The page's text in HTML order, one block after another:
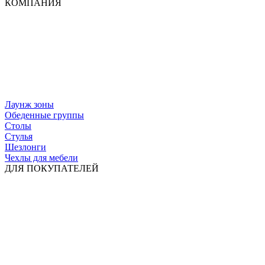
КОМПАНИЯ
Лаунж зоны
Обеденные группы
Столы
Стулья
Шезлонги
Чехлы для мебели
ДЛЯ ПОКУПАТЕЛЕЙ